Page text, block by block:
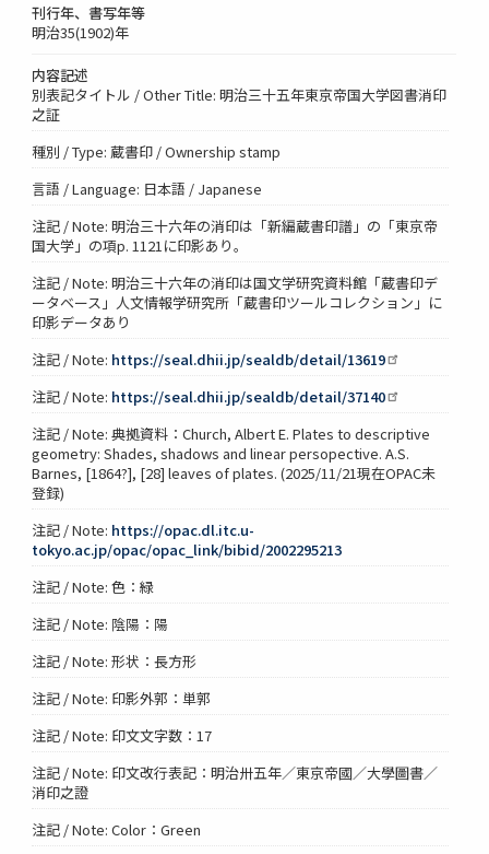
刊行年、書写年等
明治35(1902)年
内容記述
別表記タイトル / Other Title: 明治三十五年東京帝国大学図書消印
之証
種別 / Type: 蔵書印 / Ownership stamp
言語 / Language: 日本語 / Japanese
注記 / Note: 明治三十六年の消印は「新編蔵書印譜」の「東京帝
国大学」の項p. 1121に印影あり。
注記 / Note: 明治三十六年の消印は国文学研究資料館「蔵書印デ
ータベース」人文情報学研究所「蔵書印ツールコレクション」に
印影データあり
注記 / Note: https://seal.dhii.jp/sealdb/detail/13619
注記 / Note: https://seal.dhii.jp/sealdb/detail/37140
注記 / Note: 典拠資料：Church, Albert E. Plates to descriptive
geometry: Shades, shadows and linear persopective. A.S.
Barnes, [1864?], [28] leaves of plates. (2025/11/21現在OPAC未
登録)
注記 / Note: https://opac.dl.itc.u-
tokyo.ac.jp/opac/opac_link/bibid/2002295213
注記 / Note: 色：緑
注記 / Note: 陰陽：陽
注記 / Note: 形状：長方形
注記 / Note: 印影外郭：単郭
注記 / Note: 印文文字数：17
注記 / Note: 印文改行表記：明治卅五年／東京帝國／大學圖書／
消印之證
注記 / Note: Color：Green